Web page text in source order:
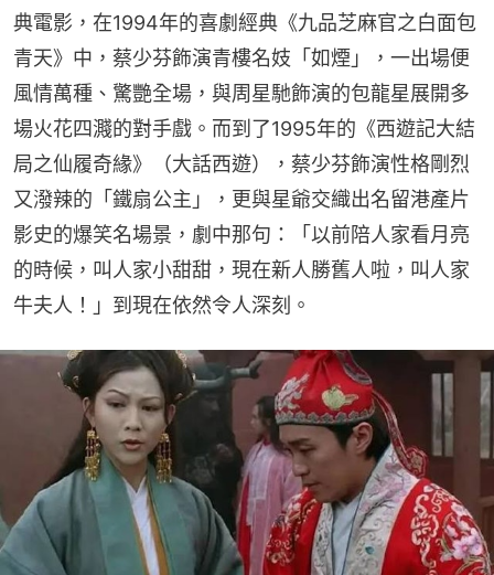
典電影，在1994年的喜劇經典《九品芝麻官之白面包
青天》中，蔡少芬飾演青樓名妓「如煙」，一出場便
風情萬種、驚艷全場，與周星馳飾演的包龍星展開多
場火花四濺的對手戲。而到了1995年的《西遊記大結
局之仙履奇緣》（大話西遊），蔡少芬飾演性格剛烈
又潑辣的「鐵扇公主」，更與星爺交織出名留港產片
影史的爆笑名場景，劇中那句：「以前陪人家看月亮
的時候，叫人家小甜甜，現在新人勝舊人啦，叫人家
牛夫人！」到現在依然令人深刻。